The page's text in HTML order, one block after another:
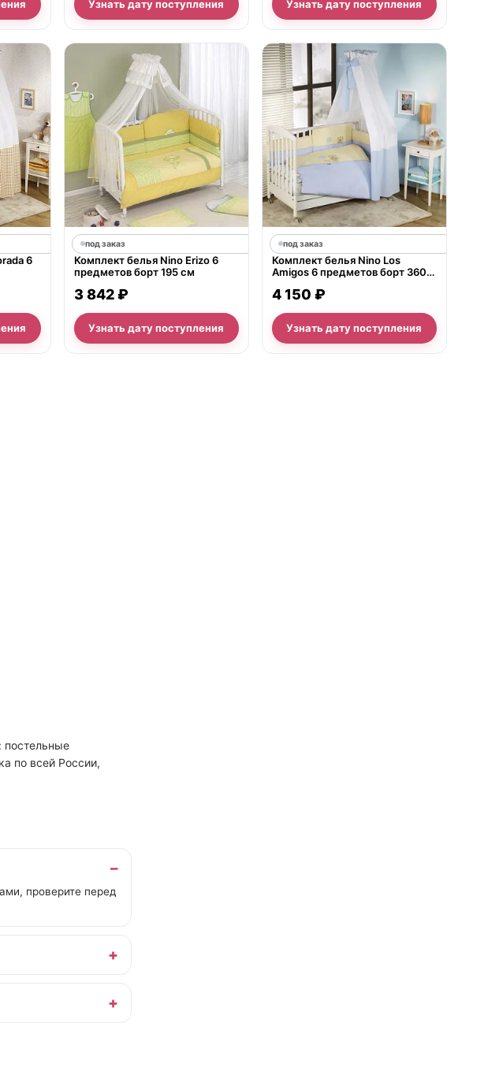
Узнать дату поступления Узнать дату поступления
6
под заказ
Комплект белья Nino Erizo 6
предметов борт 195 см
3 842 ₽
Узнать дату поступления
под заказ
Комплект белья Nino Los
Amigos 6 предметов борт 360
4 150 ₽
Узнать дату поступления
постельные
по всей России,
проверите перед